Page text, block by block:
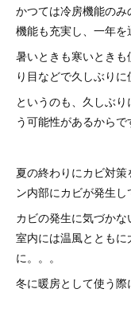
かつては冷房機能の
機能も充実し、一年を
暑いときも寒いとき
り目などで久しぶりに
というのも、久しぶ
う可能性があるからで
夏の終わりにカビ対
ン内部にカビが発生し
カビの発生に気づかな
室内には温風ととも
に。。。
冬に暖房として使う際